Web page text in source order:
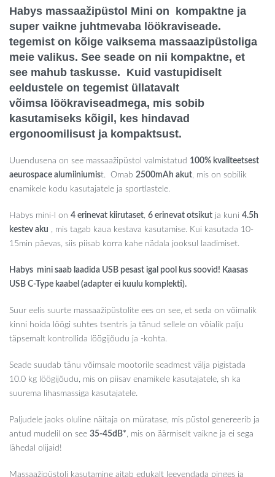
Habys massaažipüstol Mini on kompaktne ja
super vaikne juhtmevaba löökraviseade.
tegemist on kõige vaiksema massaazipüstoliga
meie valikus. See seade on nii kompaktne, et
see mahub taskusse. Kuid vastupidiselt
eeldustele on tegemist üllatavalt
võimsa löökraviseadmega, mis sobib
kasutamiseks kõigil, kes hindavad
ergonoomilisust ja kompaktsust.
Uuendusena on see massaažipüstol valmistatud 100% kvaliteetsest
aeurospace alumiiniumist. Omab 2500mAh akut, mis on sobilik
enamikele kodu kasutajatele ja sportlastele.
Habys mini-l on 4 erinevat kiirutaset, 6 erinevat otsikut ja kuni 4.5h
kestev aku , mis tagab kaua kestava kasutamise. Kui kasutada 10-
15min päevas, siis piisab korra kahe nädala jooksul laadimiset.
Habys mini saab laadida USB pesast igal pool kus soovid! Kaasas
USB C-Type kaabel (adapter ei kuulu komplekti).
Suur eelis suurte massaažipüstolite ees on see, et seda on võimalik
kinni hoida löögi suhtes tsentris ja tänud sellele on võialik palju
täpsemalt kontrollida löögijõudu ja -kohta.
Seade suudab tänu võimsale mootorile seadmest välja pigistada
10.0 kg löögijõudu, mis on piisav enamikele kasutajatele, sh ka
suurema lihasmassiga kasutajatele.
Paljudele jaoks oluline näitaja on müratase, mis püstol genereerib ja
antud mudelil on see 35-45dB*, mis on äärmiselt vaikne ja ei sega
lähedal olijaid!
Massaažipüstoli kasutamine aitab edukalt leevendada pinges ja